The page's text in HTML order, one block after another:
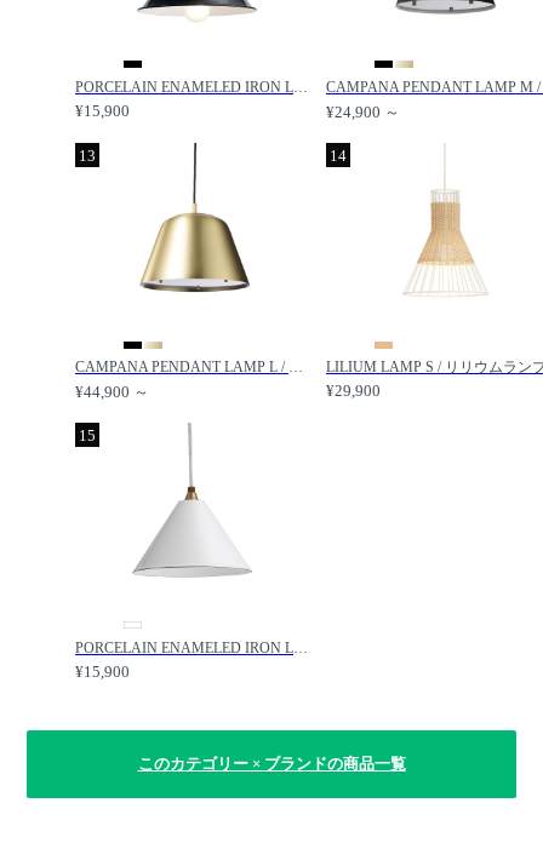
¥15,900 ¥24,900 ～
13
CAMPANA PENDANT LAMP L / カンパーナ ペンダントランプ L / IDEE / イデー
¥44,900 ～
14
¥29,900
15
PORCELAIN ENAMELED IRON LAMP White / ホーローランプ（ホワイト） / IDEE / イデー
¥15,900
このカテゴリー × ブランドの商品一覧